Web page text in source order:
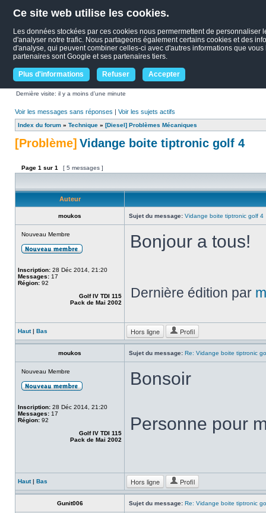
Ce site web utilise les cookies.
Les données stockées par ces cookies nous permermettent de
d'analyser notre trafic. Nous partageons également certains cookies et des
d'analyse, qui peuvent combiner celles-ci avec d'autres informations que
partenaires sont Google et ses partenaires tiers.
Plus d'informations Refuser Accepter
Dernière visite: il y a moins d’une minute
Voir les messages sans réponses | Voir les sujets actifs
Index du forum » Technique » [Diesel] Problèmes Mécaniques
[Problème] Vidange boite tiptronic golf 4
Page 1 sur 1 [ 5 messages ]
Auteur
moukos Sujet du message: Vidange boite tiptronic golf 4
Nouveau Membre
Inscription: 28 Déc 2014, 21:20
Messages: 17
Région: 92
Golf IV TDI 115
Pack de Mai 2002
Bonjour a tous!
Dernière édition par
Haut| Bas Hors ligne Profil
moukos Sujet du message: Re: Vidange boite tiptronic
Nouveau Membre
Inscription: 28 Déc 2014, 21:20
Messages: 17
Région: 92
Golf IV TDI 115
Pack de Mai 2002
Bonsoir
Personne pour
Haut| Bas Hors ligne Profil
Gunit006 Sujet du message: Re: Vidange boite tiptronic